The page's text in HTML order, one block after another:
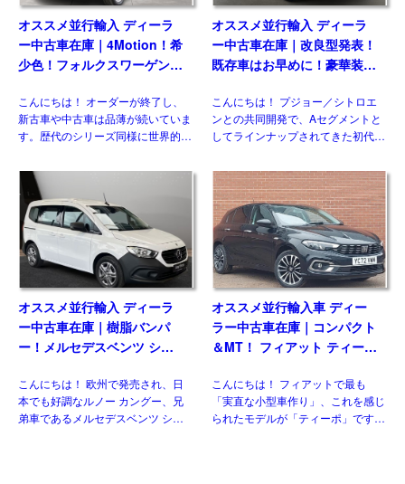
オススメ並行輸入 ディーラ
ー中古車在庫｜4Motion！希
少色！フォルクスワーゲン
Six SWB 2.0TDI 204PS 7人
乗り 7DSG 左ハンドル
こんにちは！ オーダーが終了し、
新古車や中古車は品薄が続いていま
す。歴代のシリーズ同様に世界的に
す。今回ご紹介させていただくの
は、フェイスリフト後のT6.1 乗用
グレード、マルチ&nbsp […]
オススメ並行輸入 ディーラ
ー中古車在庫｜改良型発表！
既存車はお早めに！豪華装備
ゴX パルス 1.0VVT-i CVT 左
ハンドル
こんにちは！ プジョー／シトロエ
ンとの共同開発で、Aセグメントと
してラインナップされてきた初代と
ルとして、セグメントを守りつつも
新たにクロスオーバー化され生まれ
変わりました。並行輸入車でも […]
オススメ並行輸入 ディーラ
ー中古車在庫｜樹脂バンパ
ー！メルセデスベンツ シタ
こんにちは！ 欧州で発売され、日
本でも好調なルノー カングー、兄
弟車であるメルセデスベンツ シタ
オススメ並行輸入車 ディー
ラー中古車在庫｜コンパクト
＆MT！ フィアット ティーポ
こんにちは！ フィアットで最も
「実直な小型車作り」、これを感じ
られたモデルが「ティーポ」です。